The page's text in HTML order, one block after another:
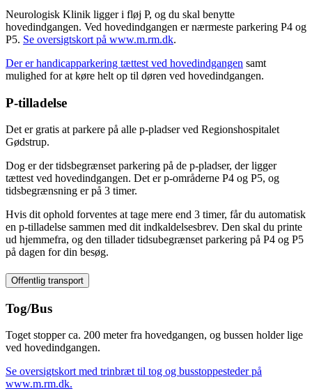
Neurologisk Klinik ligger i fløj P, og du skal benytte
hovedindgangen. Ved hovedindgangen er nærmeste parkering P4 og
P5. Se oversigtskort på www.m.rm.dk.
Der er handicapparkering tættest ved hovedindgangen samt
mulighed for at køre helt op til døren ved hovedindgangen.
P-tilladelse
Det er gratis at parkere på alle p-pladser ved Regionshospitalet
Gødstrup.
Dog er der tidsbegrænset parkering på de p-pladser, der ligger
tættest ved hovedindgangen. Det er p-områderne P4 og P5, og
tidsbegrænsning er på 3 timer.
Hvis dit ophold forventes at tage mere end 3 timer, får du automatisk
en p-tilladelse sammen med dit indkaldelsesbrev. Den skal du printe
ud hjemmefra, og den tillader tidsubegrænset parkering på P4 og P5
på dagen for din besøg.
Offentlig transport
Tog/Bus
Toget stopper ca. 200 meter fra hovedgangen, og bussen holder lige
ved hovedindgangen.
Se oversigtskort med trinbræt til tog og busstoppesteder på
www.m.rm.dk.